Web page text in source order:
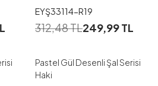
EYŞ33114-R19
312,48TL249,99TL
Pastel Gül Desenli Şal Serisi
Haki